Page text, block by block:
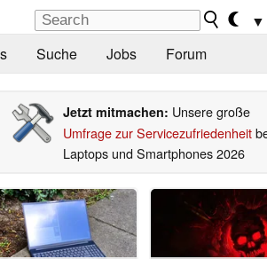
▼
Suche Jobs Forum
Jetzt mitmachen: Unsere große
Umfrage zur Servicezufriedenheit
Laptops und Smartphones 2026